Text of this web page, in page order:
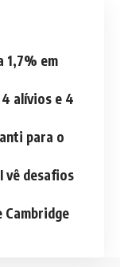
1,7% em
alívios e 4
para o
vê desafios